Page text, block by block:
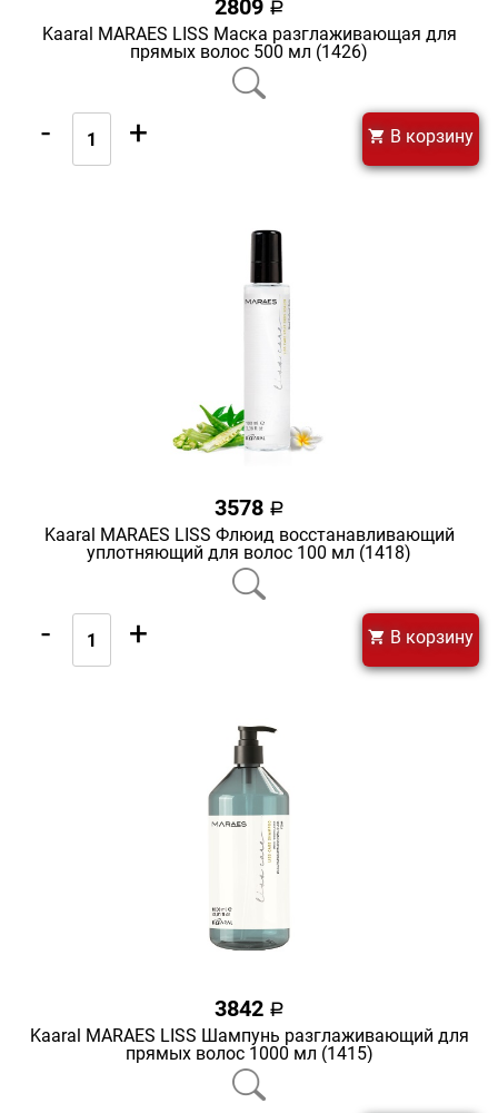
2809 a
Kaaral MARAES LISS Маска разглаживающая для
прямых волос 500 мл (1426)
- + В корзину
3578 a
Kaaral MARAES LISS Флюид восстанавливающий
уплотняющий для волос 100 мл (1418)
- + В корзину
3842 a
Kaaral MARAES LISS Шампунь разглаживающий для
прямых волос 1000 мл (1415)